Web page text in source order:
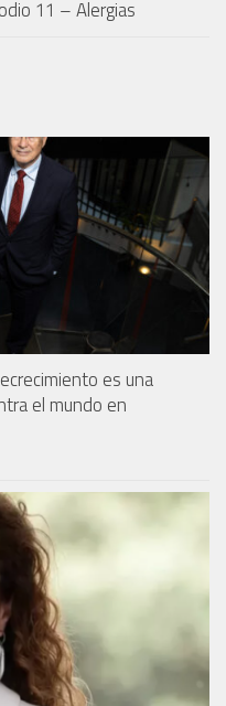
11 – Alergias
es una
el mundo en